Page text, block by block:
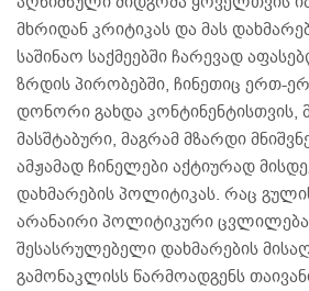
მხრიდან კრიტიკას და მას
საშინაო საქმეებში ჩარევად
ზრდის პირობებში, ჩინეთიც ერთ-
დონორი გახდა კონტინენტისთვის,
მასშტაბური, მაგრამ მზარდი
ამჟამად ჩინელები აქტიურად
დახმარების პოლიტიკას. რაც
არანაირი პოლიტიკური
შესასრულებელი დახმარების
გამონაკლისს წარმოადგენს